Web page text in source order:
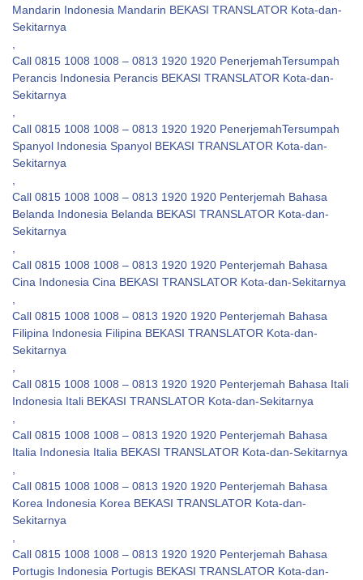
Mandarin Indonesia Mandarin BEKASI TRANSLATOR Kota-dan-
Sekitarnya
Call 0815 1008 1008 – 0813 1920 1920 PenerjemahTersumpah
Perancis Indonesia Perancis BEKASI TRANSLATOR Kota-dan-
Sekitarnya
Call 0815 1008 1008 – 0813 1920 1920 PenerjemahTersumpah
Spanyol Indonesia Spanyol BEKASI TRANSLATOR Kota-dan-
Sekitarnya
Call 0815 1008 1008 – 0813 1920 1920 Penterjemah Bahasa
Belanda Indonesia Belanda BEKASI TRANSLATOR Kota-dan-
Sekitarnya
Call 0815 1008 1008 – 0813 1920 1920 Penterjemah Bahasa
Cina Indonesia Cina BEKASI TRANSLATOR Kota-dan-Sekitarnya
Call 0815 1008 1008 – 0813 1920 1920 Penterjemah Bahasa
Filipina Indonesia Filipina BEKASI TRANSLATOR Kota-dan-
Sekitarnya
Call 0815 1008 1008 – 0813 1920 1920 Penterjemah Bahasa Itali
Indonesia Itali BEKASI TRANSLATOR Kota-dan-Sekitarnya
Call 0815 1008 1008 – 0813 1920 1920 Penterjemah Bahasa
Italia Indonesia Italia BEKASI TRANSLATOR Kota-dan-Sekitarnya
Call 0815 1008 1008 – 0813 1920 1920 Penterjemah Bahasa
Korea Indonesia Korea BEKASI TRANSLATOR Kota-dan-
Sekitarnya
Call 0815 1008 1008 – 0813 1920 1920 Penterjemah Bahasa
Portugis Indonesia Portugis BEKASI TRANSLATOR Kota-dan-